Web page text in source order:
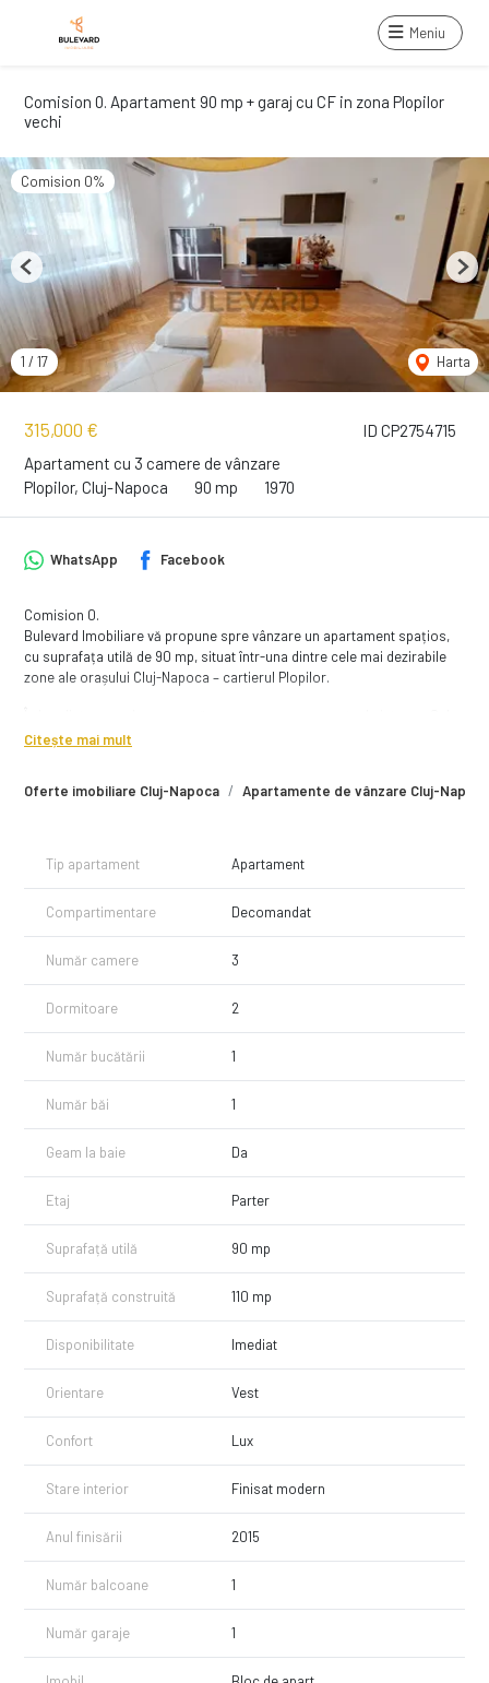
Meniu
Comision 0. Apartament 90 mp + garaj cu CF in zona Plopilor
vechi
ID CP2754715
315,000 €
Apartament cu 3 camere de vânzare
Plopilor, Cluj-Napoca
90 mp 1970
Comision 0%
1 / 17 Harta
Previous Next
Oferte imobiliare Cluj-Napoca Apartamente de vânzare Cluj-Napoca
WhatsApp Facebook
Comision 0.
Bulevard Imobiliare vă propune spre vânzare un apartament spațios,
cu suprafața utilă de 90 mp, situat într-una dintre cele mai dezirabile
zone ale orașului Cluj-Napoca – cartierul Plopilor.
de Sport Horia Demian, Parcul Sportiv Iuliu Hațieganu, BT Arena, Cluj
Apartamentul este amplasat la parterul unui imobil cu 4 etaje și
— living;
— 2 dormitoare;
— baie;
— hol;
— balcon tip logie (unit cu unul dintre dormitoare).
Un avantaj important îl reprezintă garajul inclus în preț, aflat în
Printre îmbunătățirile aduse apartamentului se numără:
— geamuri termoizolante antiefracție;
— mobilier din lemn masiv;
— centrală termică proprie.
Apartamentul se vinde mobilat și utilat, fiind disponibil imediat.
Pentru detalii suplimentare sau pentru a programa o vizionare, nu
Citește mai mult
Tip apartament Apartament
Compartimentare Decomandat
Număr camere 3
Dormitoare 2
Număr bucătării 1
Număr băi 1
Geam la baie Da
Etaj Parter
Suprafață utilă 90 mp
Suprafață construită 110 mp
Disponibilitate Imediat
Orientare Vest
Confort Lux
Stare interior Finisat modern
Anul finisării 2015
Număr balcoane 1
Număr garaje 1